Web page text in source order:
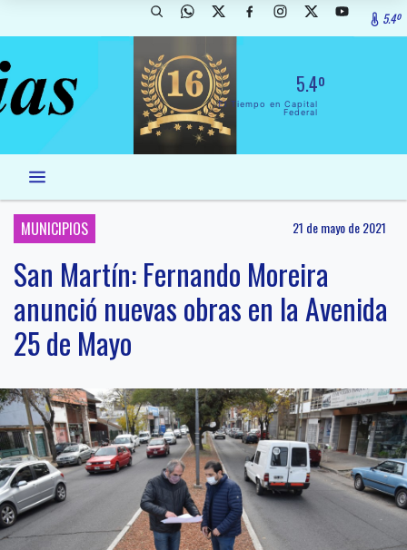
5.4º
5.4º
El Tiempo en Capital
Federal
MUNICIPIOS 21 de mayo de 2021
San Martín: Fernando Moreira
anunció nuevas obras en la Avenida
25 de Mayo